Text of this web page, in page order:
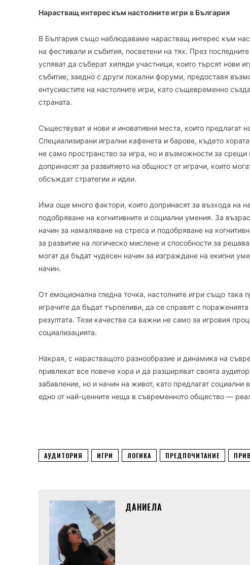
Нарастващ интерес към настолните игри в България
В България също наблюдаваме нарастващ интерес към
на фестивали и събития, посветени на тях. През
успяват да съберат хиляди участници, които търсят нови
събитие, заедно с други локални форуми, предоставя
ентусиастите на настолните игри, като същевременно
страната.
Съществуват и нови и иновативни места, които предлагат
Специализирани игрални кафенета и барове, където
не само пространство за игра, но и възможности за
допринасят за развитието на общност от играчи, които
обсъждат стратегии и идеи.
Има още много фактори, които допринасят за възхода на
подобряване на когнитивните и социални умения. За
начин за намаляване на стреса и подобряване на
за развитие на логическо мислене и способности за
могат да бъдат чудесен начин за изграждане на екипни
начин.
От емоционална гледна точка, настолните игри също така
играчите да бъдат търпеливи, да се справят с
резултата. Тези качества са важни не само за игровия
социализацията.
Накрая, с нарастващото разнообразие и динамика на
привлекат все повече хора и да разширяват своята
забавление, но и начин на живот, като предлагат
едно от най-ценните неща в съвременното общество —
АУДИТОРИЯ ИГРИ ЛОГИКА ПРЕДПОЧИТАНИЕ
ДАНИЕЛА